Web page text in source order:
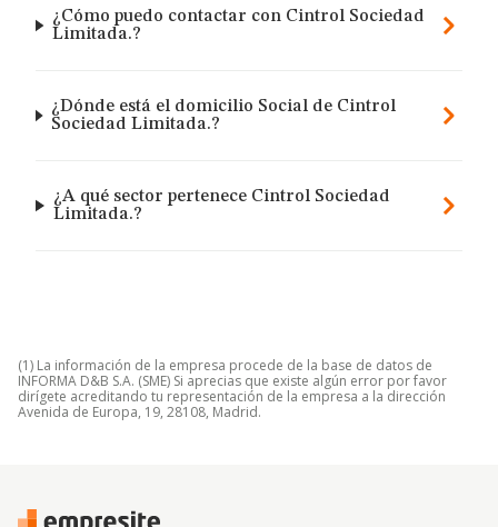
¿Cómo puedo contactar con Cintrol Sociedad
Limitada.?
¿Dónde está el domicilio Social de Cintrol
Sociedad Limitada.?
¿A qué sector pertenece Cintrol Sociedad
Limitada.?
(1) La información de la empresa procede de la base de datos de
INFORMA D&B S.A. (SME) Si aprecias que existe algún error por favor
dirígete acreditando tu representación de la empresa a la dirección
Avenida de Europa, 19, 28108, Madrid.